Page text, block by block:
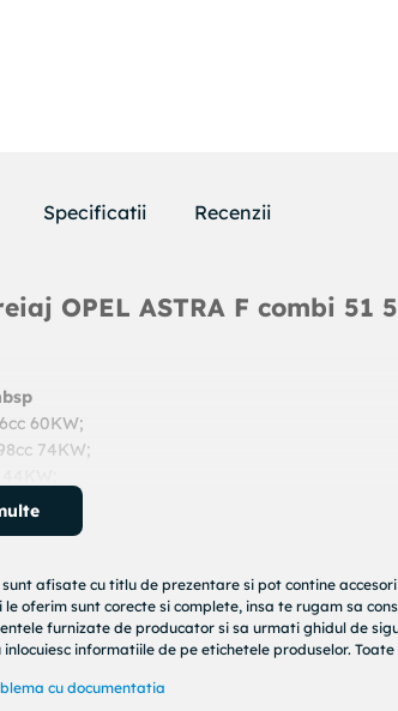
Specificatii Recenzii
OPEL ASTRA F combi 51
60KW;
74KW;
60KW;
50KW;
Cablu ambreiaj
afisate cu titlu de prezentare si pot contine
oferim sunt corecte si complete, insa te rugam sa
furnizate de producator si sa urmati ghidul de
informatiile de pe etichetele produselor.
cu documentatia